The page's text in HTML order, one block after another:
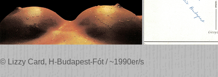
© Lizzy Card, H-Budapest-Fót / ~1990er/s